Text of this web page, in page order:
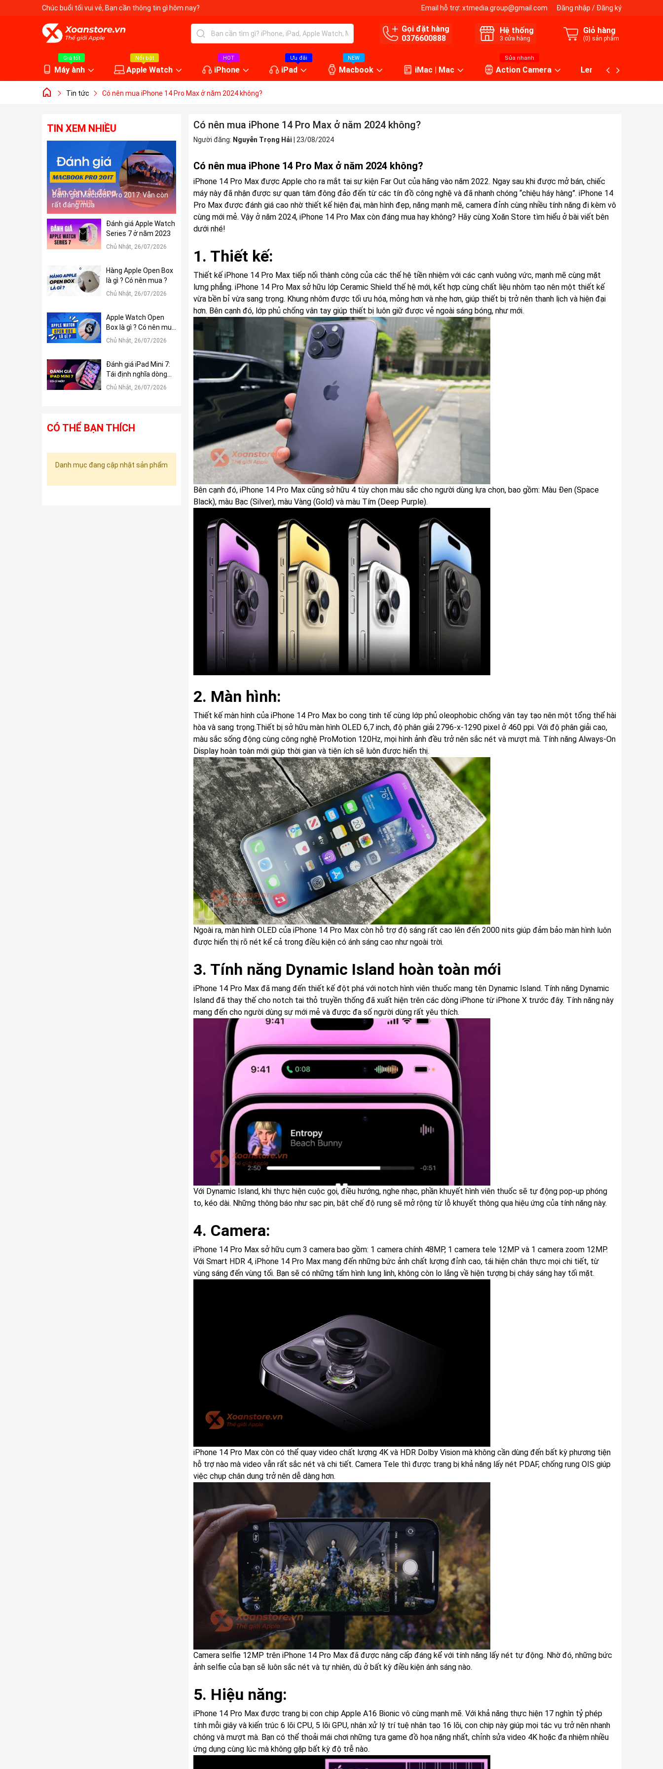
Chúc buổi tối vui vẻ, Bạn cần thông tin gì hôm nay? Email hỗ trợ: xtmedia.group@gmail.com Đăng nhập / Đăng ký
Gọi đặt hàng
0376600888
Hệ thống
3 cửa hàng
Giỏ hàng
(0) sản phẩm
Giá tốt
Máy ành
Nổi bật
Apple Watch
HOT
iPhone
Ưu đãi
iPad
NEW
Macbook iMac | Mac
Sửa nhanh
Action Camera Lens máy ảnh
Tin tức Có nên mua iPhone 14 Pro Max ở năm 2024 không?
Có nên mua iPhone 14 Pro Max ở năm 2024 không?
Người đăng: Nguyễn Trọng Hải 23/08/2024
Có nên mua iPhone 14 Pro Max ở năm 2024 không?
iPhone 14 Pro Max được Apple cho ra mắt tại sự kiện Far Out của hãng vào năm 2022. Ngay sau khi được mở bán, chiếc
máy này đã nhận được sự quan tâm đông đảo đến từ các tín đồ công nghệ và đã nhanh chóng “chiệu háy hàng”. iPhone 14
Pro Max được đánh giá cao nhờ thiết kế hiện đại, màn hình đẹp, năng mạnh mẽ, camera đỉnh cùng nhiều tính năng đi kèm vô
cùng mới mẻ. Vậy ở năm 2024, iPhone 14 Pro Max còn đáng mua hay không? Hãy cùng Xoăn Store tìm hiểu ở bài viết bên
dưới nhé!
1. Thiết kế:
Thiết kế iPhone 14 Pro Max tiếp nối thành công của các thế hệ tiền nhiệm với các cạnh vuông vức, mạnh mẽ cùng mặt
lưng phẳng. iPhone 14 Pro Max sở hữu lớp Ceramic Shield thế hệ mới, kết hợp cùng chất liệu nhôm tạo nên một thiết kế
vừa bền bỉ vừa sang trọng. Khung nhôm được tối ưu hóa, mỏng hơn và nhẹ hơn, giúp thiết bị trở nên thanh lịch và hiện đại
hơn. Bên cạnh đó, lớp phủ chống vân tay giúp thiết bị luôn giữ được vẻ ngoài sáng bóng, như mới.
Bên cạnh đó, iPhone 14 Pro Max cũng sở hữu 4 tùy chọn màu sắc cho người dùng lựa chọn, bao gồm: Màu Đen (Space
Black), màu Bạc (Silver), màu Vàng (Gold) và màu Tím (Deep Purple).
2. Màn hình:
Thiết kế màn hình của iPhone 14 Pro Max bo cong tinh tế cùng lớp phủ oleophobic chống vân tay tạo nên một tổng thể hài
hòa và sang trọng.Thiết bị sở hữu màn hình OLED 6,7 inch, độ phân giải 2796‑x‑1290 pixel ở 460 ppi. Với độ phân giải cao,
màu sắc sống động cùng công nghệ ProMotion 120Hz, mọi hình ảnh đều trở nên sắc nét và mượt mà. Tính năng Always-On
Display hoàn toàn mới giúp thời gian và tiện ích sẽ luôn được hiển thị.
Ngoài ra, màn hình OLED của iPhone 14 Pro Max còn hỗ trợ độ sáng rất cao lên đến 2000 nits giúp đảm bảo màn hình luôn
được hiển thị rõ nét kể cả trong điều kiện có ánh sáng cao như ngoài trời.
3. Tính năng Dynamic Island hoàn toàn mới
iPhone 14 Pro Max đã mang đến thiết kế đột phá với notch hình viên thuốc mang tên Dynamic Island. Tính năng Dynamic
Island đã thay thế cho notch tai thỏ truyền thống đã xuất hiện trên các dòng iPhone từ iPhone X trước đây. Tính năng này
mang đến cho người dùng sự mới mẻ và được đa số người dùng rất yêu thích.
Với Dynamic Island, khi thực hiện cuộc gọi, điều hướng, nghe nhạc, phần khuyết hình viên thuốc sẽ tự động pop-up phóng
to, kéo dài. Những thông báo như sạc pin, bật chế độ rung sẽ mở rộng từ lỗ khuyết thông qua hiệu ứng của tính năng này.
4. Camera:
iPhone 14 Pro Max sở hữu cụm 3 camera bao gồm: 1 camera chính 48MP, 1 camera tele 12MP và 1 camera zoom 12MP.
Với Smart HDR 4, iPhone 14 Pro Max mang đến những bức ảnh chất lượng đỉnh cao, tái hiện chân thực mọi chi tiết, từ
vùng sáng đến vùng tối. Bạn sẽ có những tấm hình lung linh, không còn lo lắng về hiện tượng bị cháy sáng hay tối mặt.
iPhone 14 Pro Max còn có thể quay video chất lượng 4K và HDR Dolby Vision mà không cần dùng đến bất kỳ phương tiện
hỗ trợ nào mà video vẫn rất sắc nét và chi tiết. Camera Tele thì được trang bị khả năng lấy nét PDAF, chống rung OIS giúp
việc chụp chân dung trở nên dễ dàng hơn.
Camera selfie 12MP trên iPhone 14 Pro Max đã được nâng cấp đáng kể với tính năng lấy nét tự động. Nhờ đó, những bức
ảnh selfie của bạn sẽ luôn sắc nét và tự nhiên, dù ở bất kỳ điều kiện ánh sáng nào.
5. Hiệu năng:
iPhone 14 Pro Max được trang bị con chip Apple A16 Bionic vô cùng mạnh mẽ. Với khả năng thực hiện 17 nghìn tỷ phép
tính mỗi giây và kiến trúc 6 lõi CPU, 5 lõi GPU, nhân xử lý trí tuệ nhân tạo 16 lõi, con chip này giúp mọi tác vụ trở nên nhanh
chóng và mượt mà. Bạn có thể thoải mái chơi những tựa game đồ họa nặng nhất, chỉnh sửa video 4K hoặc đa nhiệm nhiều
ứng dụng cùng lúc mà không gặp bất kỳ độ trễ nào.
TIN XEM NHIỀU
Đánh giá Macbook Pro 2017: Vẫn còn
rất đáng mua
Đánh giá Apple Watch
Series 7 ở năm 2023
Chủ Nhật, 26/07/2026
Hàng Apple Open Box
là gì ? Có nên mua ?
Chủ Nhật, 26/07/2026
Apple Watch Open
Box là gì ? Có nên mua
?
Chủ Nhật, 26/07/2026
Đánh giá iPad Mini 7:
Tái định nghĩa dòng
iPad Mini
Chủ Nhật, 26/07/2026
CÓ THỂ BẠN THÍCH
Danh mục đang cập nhật sản phẩm